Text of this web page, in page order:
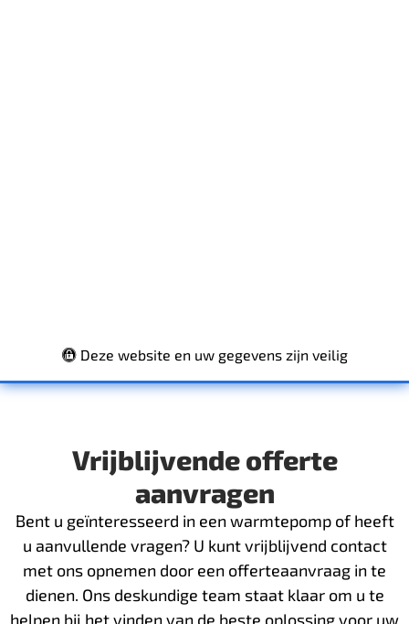
Deze website en uw gegevens zijn veilig
Vrijblijvende offerte
aanvragen
Bent u geïnteresseerd in een warmtepomp of heeft
u aanvullende vragen? U kunt vrijblijvend contact
met ons opnemen door een offerteaanvraag in te
dienen. Ons deskundige team staat klaar om u te
helpen bij het vinden van de beste oplossing voor uw